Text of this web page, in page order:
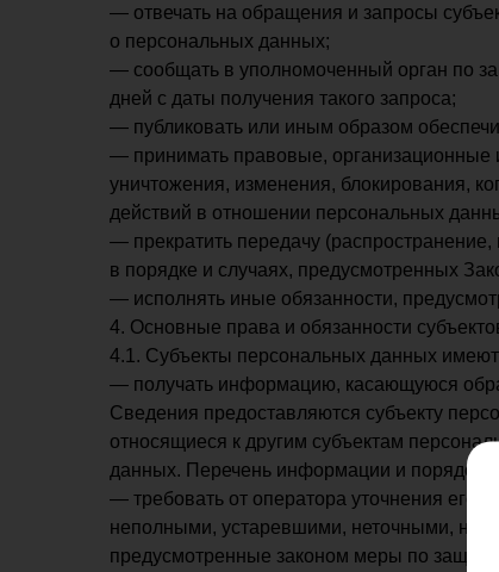
— отвечать на обращения и запросы
о персональных данных;
— сообщать в уполномоченный орган по
дней с даты получения такого запроса;
— публиковать или иным образом
— принимать правовые, организационные
уничтожения, изменения, блокирования,
действий в отношении персональных
— прекратить передачу
в порядке и случаях, предусмотренных
— исполнять иные обязанности,
4. Основные права и обязанности
4.1. Субъекты персональных данных
— получать информацию, касающуюся
Сведения предоставляются субъекту
относящиеся к другим субъектам
данных. Перечень информации и порядок
— требовать от оператора уточнения его
неполными, устаревшими, неточными,
предусмотренные законом меры по